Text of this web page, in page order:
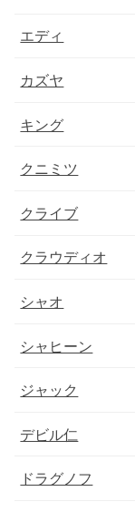
エディ
カズヤ
キング
クニミツ
クライブ
クラウディオ
シャオ
シャヒーン
ジャック
デビル仁
ドラグノフ